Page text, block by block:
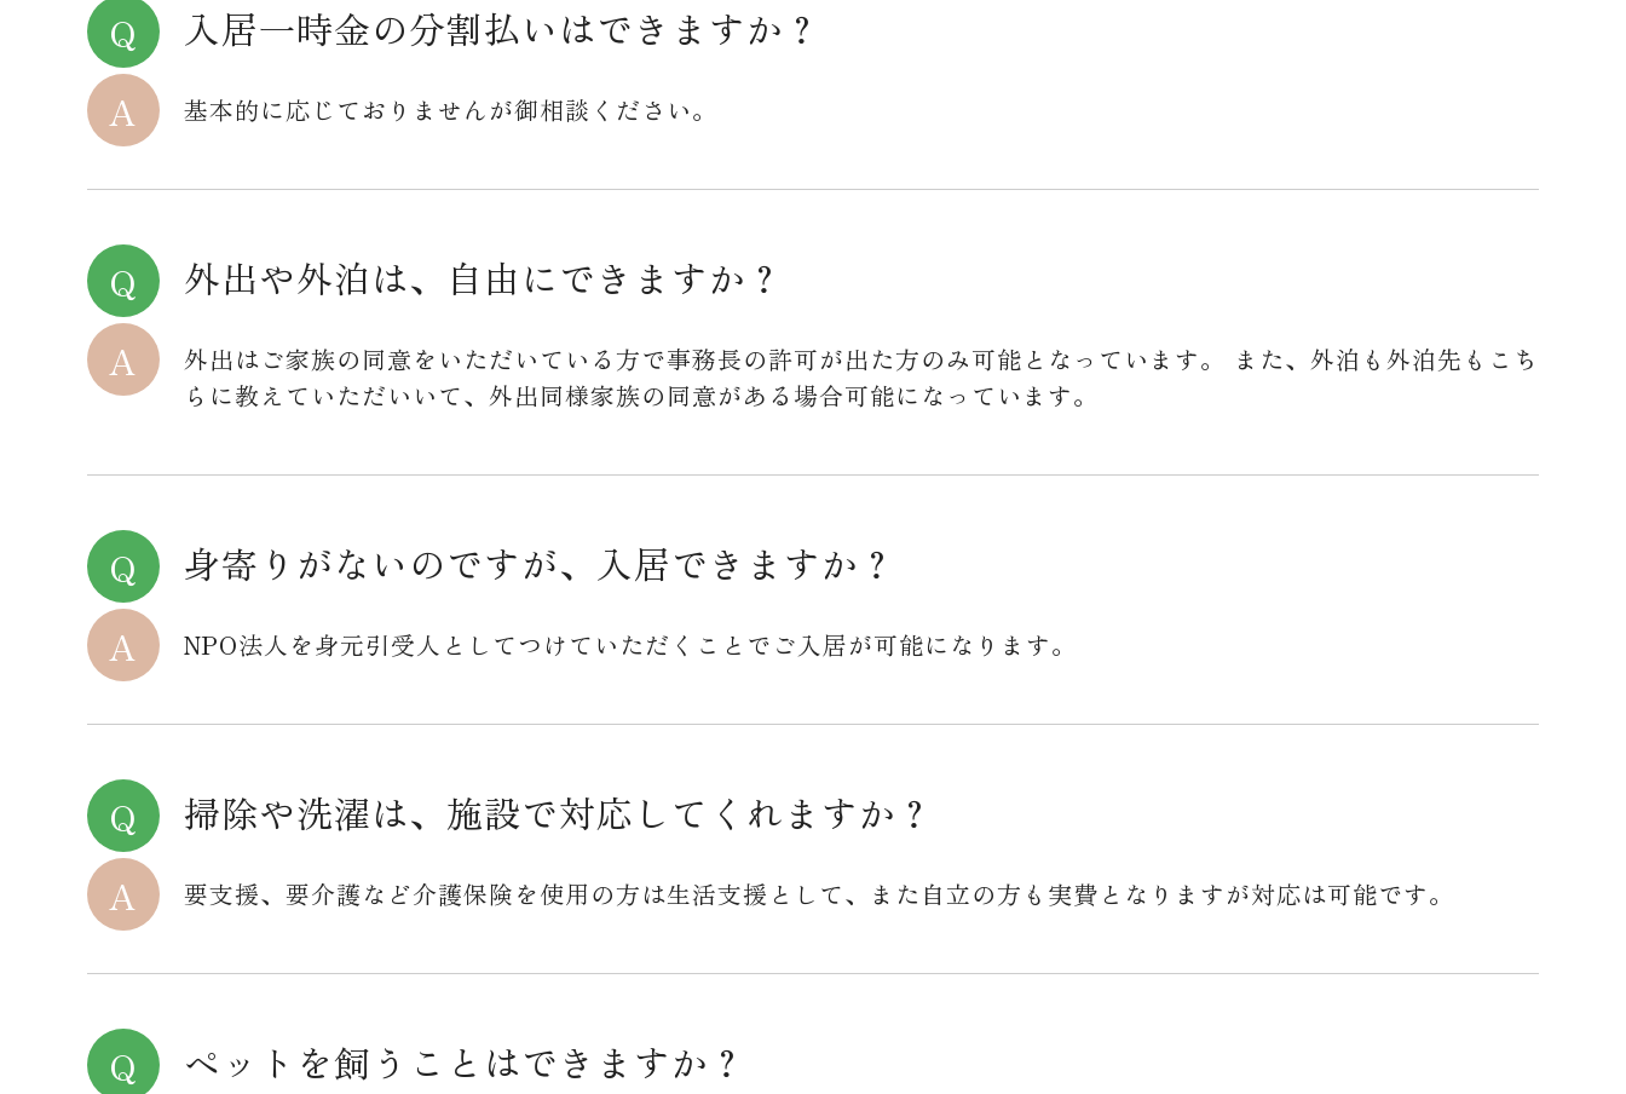
入居一時金の分割払いはできますか？
基本的に応じておりませんが御相談ください。
外出や外泊は、自由にできますか？
外出はご家族の同意をいただいている方で事務長の許可が出た方のみ可能となっています。 また、外泊も外泊先もこち
らに教えていただいいて、外出同様家族の同意がある場合可能になっています。
身寄りがないのですが、入居できますか？
NPO法人を身元引受人としてつけていただくことでご入居が可能になります。
掃除や洗濯は、施設で対応してくれますか？
要支援、要介護など介護保険を使用の方は生活支援として、また自立の方も実費となりますが対応は可能です。
ペットを飼うことはできますか？